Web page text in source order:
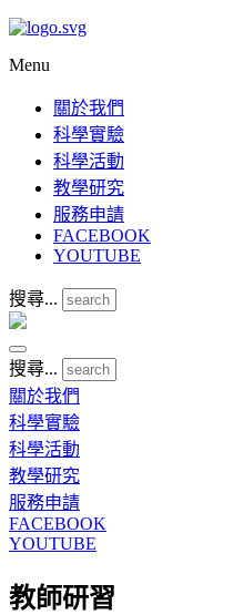
Menu
關於我們
科學實驗
科學活動
教學研究
服務申請
FACEBOOK
YOUTUBE
搜尋...
搜尋...
關於我們
科學實驗
科學活動
教學研究
服務申請
FACEBOOK
YOUTUBE
教師研習